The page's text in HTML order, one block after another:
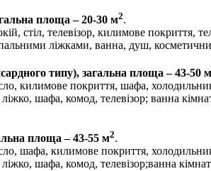
площа – 20-30 м2.
стіл, телевізор, килимове покриття,
ліжками, ванна, душ,
типу), загальна площа – 43-50 м
килимове покриття, шафа,
шафа, комод, телевізор; ванна
площа – 43-55 м2.
шафа, килимове покриття,
шафа, комод, телевізор;ванна